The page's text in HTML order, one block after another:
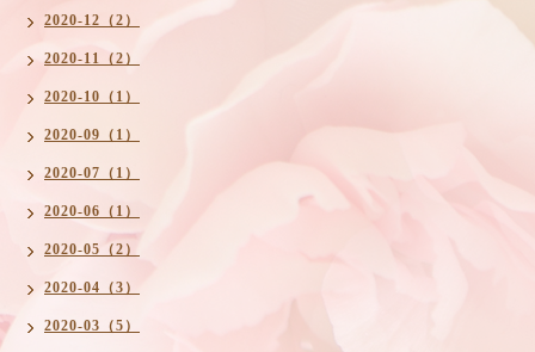
2020-12（2）
2020-11（2）
2020-10（1）
2020-09（1）
2020-07（1）
2020-06（1）
2020-05（2）
2020-04（3）
2020-03（5）